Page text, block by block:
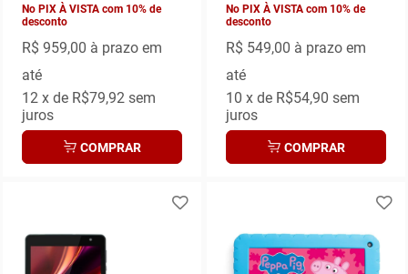
No PIX À VISTA com 10% de
desconto
R$ 959,00 à prazo em
até
12x de R$79,92sem
juros
COMPRAR
No PIX À VISTA com 10% de
desconto
R$ 549,00 à prazo em
até
10 x de R$54,90 sem
juros
COMPRAR